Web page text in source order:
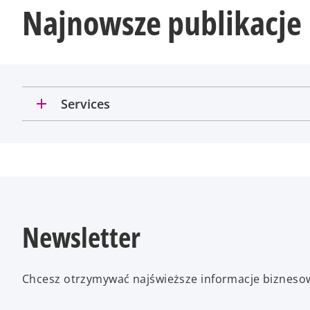
Najnowsze publikacje
add Services
Newsletter
Chcesz otrzymywać najświeższe informacje